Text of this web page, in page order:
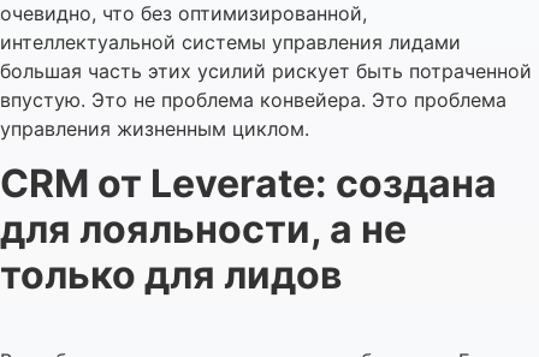
очевидно, что без оптимизированной,
интеллектуальной системы управления лидами
большая часть этих усилий рискует быть потраченной
впустую. Это не проблема конвейера. Это проблема
управления жизненным циклом.
CRM от Leverate: создана
для лояльности, а не
только для лидов